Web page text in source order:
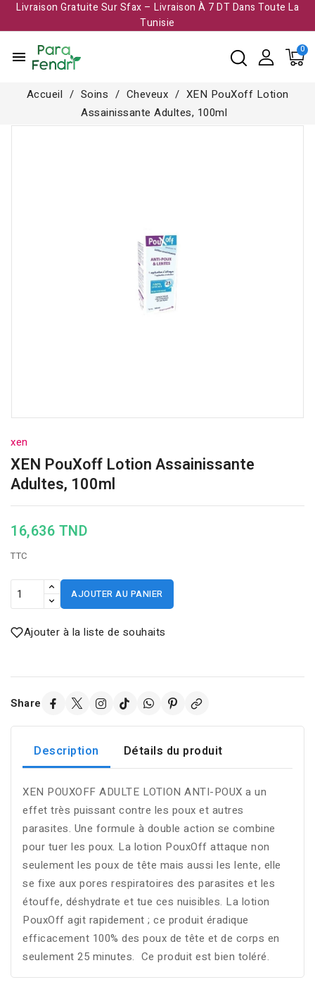
Livraison Gratuite Sur Sfax – Livraison À 7 DT Dans Toute La
Tunisie​
menu
Accueil Soins Cheveux
XEN PouXoff Lotion
Assainissante Adultes, 100ml
xen
XEN PouXoff Lotion Assainissante
Adultes, 100ml
16,636 TND
TTC
AJOUTER AU PANIER
Ajouter à la liste de souhaits
Share
Description Détails du produit
XEN POUXOFF ADULTE LOTION ANTI-POUX a un
effet très puissant contre les poux et autres
parasites. Une formule à double action se combine
pour tuer les poux. La lotion PouxOff attaque non
seulement les poux de tête mais aussi les lente, elle
se fixe aux pores respiratoires des parasites et les
étouffe, déshydrate et tue ces nuisibles. La lotion
PouxOff agit rapidement ; ce produit éradique
efficacement 100% des poux de tête et de corps en
seulement 25 minutes. Ce produit est bien toléré.